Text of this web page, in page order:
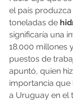
el país
toneladas de
significaría una
18.000 millones
puestos de
apuntó, quien
importancia que
a Uruguay en el